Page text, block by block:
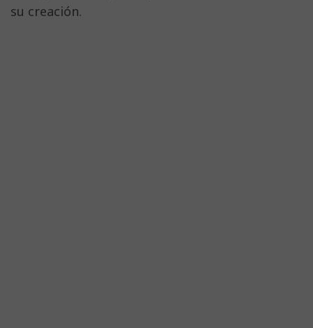
su creación.